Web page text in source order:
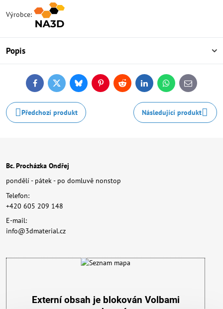
Výrobce:
Popis
FacebookTwitterBlueskyPinterestReddit LinkedInWhatsApp
E-
mail
Předchozí produkt Následující produkt
Bc. Procházka Ondřej
pondělí - pátek - po domluvě nonstop
Telefon:
+420 605 209 148
E-mail:
info@3dmaterial.cz
Externí obsah je blokován Volbami